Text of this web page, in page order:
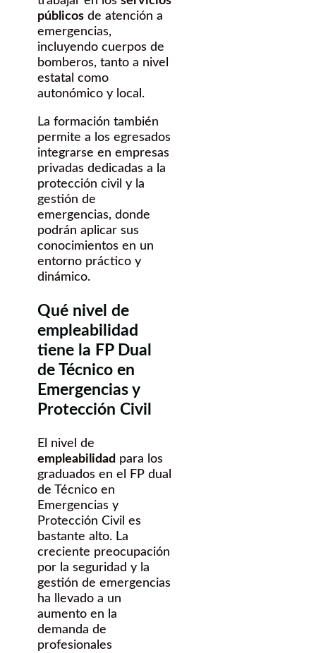
públicos de atención a
emergencias,
incluyendo cuerpos de
bomberos, tanto a nivel
estatal como
autonómico y local.
La formación también
permite a los egresados
integrarse en empresas
privadas dedicadas a la
protección civil y la
gestión de
emergencias, donde
podrán aplicar sus
conocimientos en un
entorno práctico y
dinámico.
Qué nivel de
empleabilidad
tiene la FP Dual
de Técnico en
Emergencias y
Protección Civil
El nivel de
empleabilidad para los
graduados en el FP dual
de Técnico en
Emergencias y
Protección Civil es
bastante alto. La
creciente preocupación
por la seguridad y la
gestión de emergencias
ha llevado a un
aumento en la
demanda de
profesionales